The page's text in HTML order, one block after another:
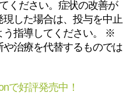
ください。症状の改善が
した場合は、投与を中止
う指導してください。 ※
治療を代替するものでは
で好評発売中！